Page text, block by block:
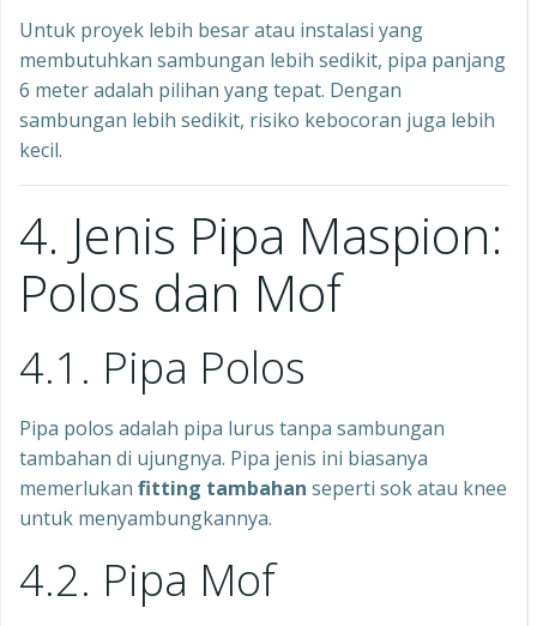
Untuk proyek lebih besar atau instalasi yang
membutuhkan sambungan lebih sedikit, pipa panjang
6 meter adalah pilihan yang tepat. Dengan
sambungan lebih sedikit, risiko kebocoran juga lebih
kecil.
4. Jenis Pipa Maspion:
Polos dan Mof
4.1. Pipa Polos
Pipa polos adalah pipa lurus tanpa sambungan
tambahan di ujungnya. Pipa jenis ini biasanya
memerlukan fitting tambahan seperti sok atau knee
untuk menyambungkannya.
4.2. Pipa Mof